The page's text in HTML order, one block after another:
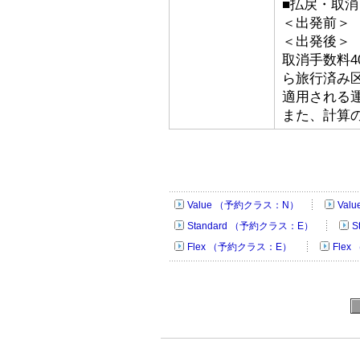
■払戻・取消
＜出発前＞
＜出発後＞
取消手数料
ら旅行済み
適用される
また、計算
Value （予約クラス：N）
Standard （予約クラス：E）
Flex （予約クラス：E）
Flex